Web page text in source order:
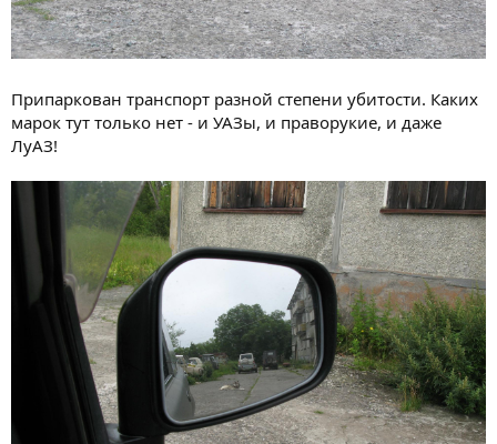
Припаркован транспорт разной степени убитости. Каких
марок тут только нет - и УАЗы, и праворукие, и даже
ЛуАЗ!